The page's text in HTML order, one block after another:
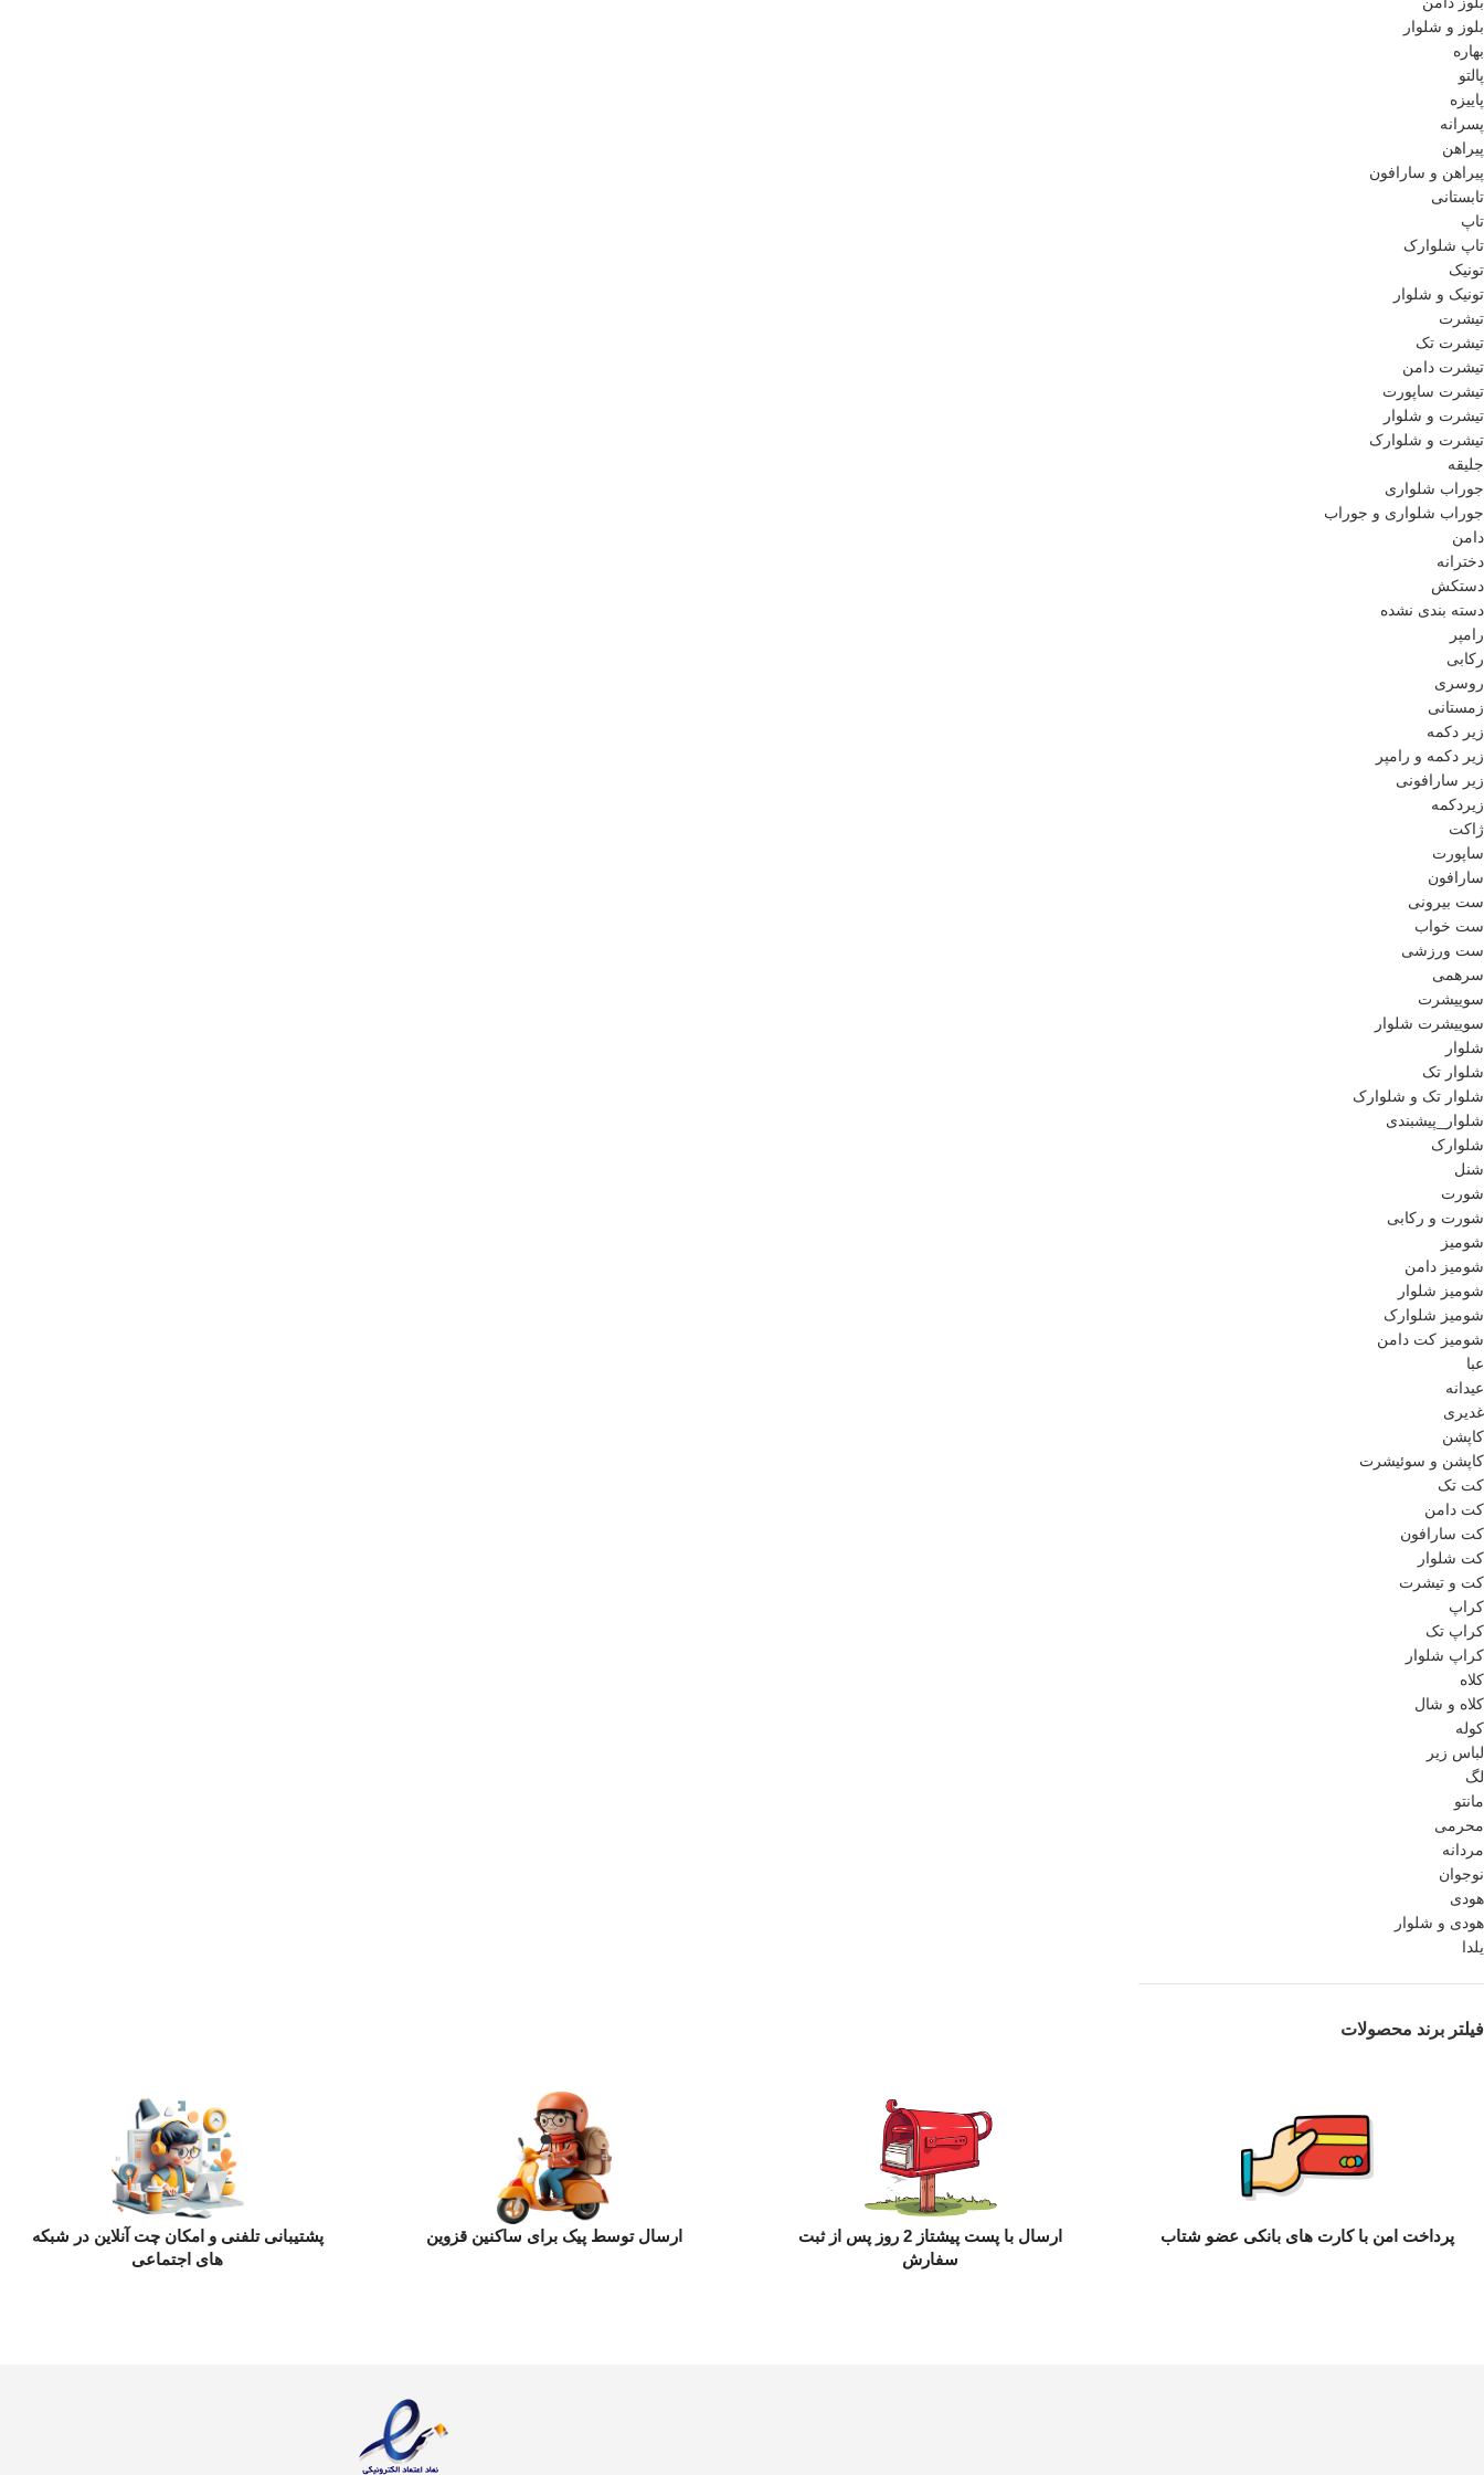
بلوز و شلوار
بهاره
پالتو
پاییزه
پسرانه
پیراهن
پیراهن و سارافون
تابستانی
تاپ
تاپ شلوارک
تونیک
تونیک و شلوار
تیشرت
تیشرت تک
تیشرت دامن
تیشرت ساپورت
تیشرت و شلوار
تیشرت و شلوارک
جلیقه
جوراب شلواری
جوراب شلواری و جوراب
دامن
دخترانه
دستکش
دسته بندی نشده
رامپر
رکابی
روسری
زمستانی
زیر دکمه
زیر دکمه و رامپر
زیر سارافونی
زیردکمه
ژاکت
ساپورت
سارافون
ست بیرونی
ست خواب
ست ورزشی
سرهمی
سوییشرت
سوییشرت شلوار
شلوار
شلوار تک
شلوار تک و شلوارک
شلوار_پیشبندی
شلوارک
شنل
شورت
شورت و رکابی
شومیز
شومیز دامن
شومیز شلوار
شومیز شلوارک
شومیز کت دامن
عبا
عیدانه
غدیری
کاپشن
کاپشن و سوئیشرت
کت تک
کت دامن
کت سارافون
کت شلوار
کت و تیشرت
کراپ
کراپ تک
کراپ شلوار
کلاه
کلاه و شال
کوله
لباس زیر
لگ
مانتو
محرمی
مردانه
نوجوان
هودی
هودی و شلوار
یلدا
فیلتر برند محصولات
پرداخت امن با کارت های بانکی عضو شتاب
ارسال با پست پیشتاز 2 روز پس از ثبت
سفارش
ارسال توسط پیک برای ساکنین قزوین
پشتیبانی تلفنی و امکان چت آنلاین در شبکه
های اجتماعی